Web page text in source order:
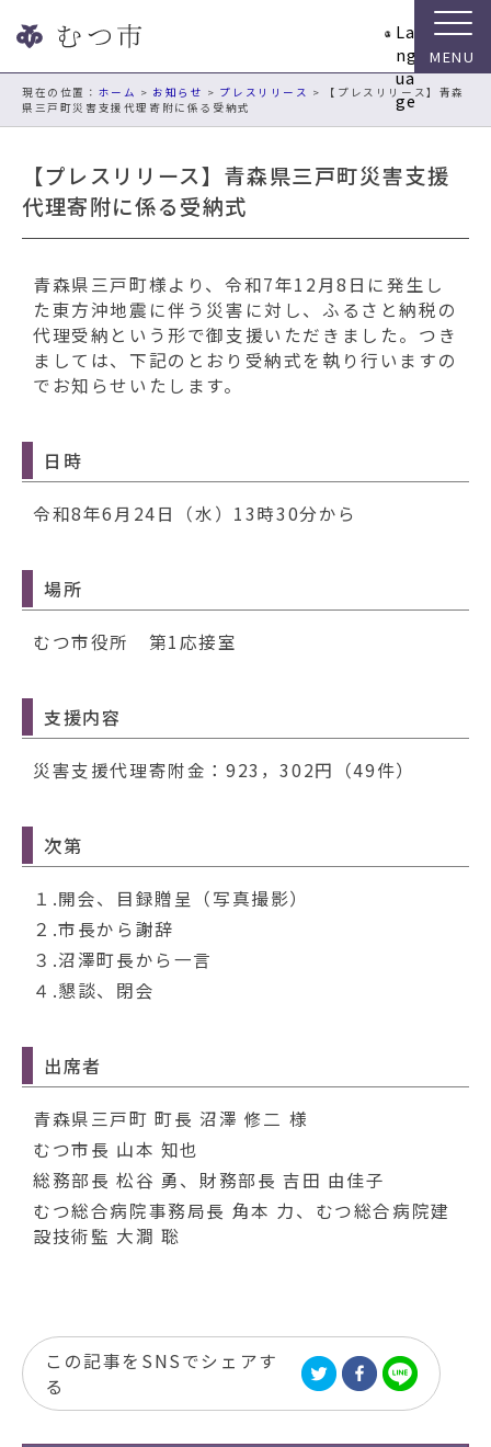
ビ
La
ng
ua
ge
現在の位置： ホーム > お知らせ > プレスリリース > 【プレスリリース】青森
県三戸町災害支援代理寄附に係る受納式
【プレスリリース】青森県三戸町災害支援
代理寄附に係る受納式
青森県三戸町様より、令和7年12月8日に発生し
た東方沖地震に伴う災害に対し、ふるさと納税の
代理受納という形で御支援いただきました。つき
ましては、下記のとおり受納式を執り行いますの
でお知らせいたします。
日時
令和8年6月24日（水）13時30分から
場所
むつ市役所 第1応接室
支援内容
災害支援代理寄附金：923，302円（49件）
次第
１.開会、目録贈呈（写真撮影）
２.市長から謝辞
３.沼澤町長から一言
４.懇談、閉会
出席者
青森県三戸町 町長 沼澤 修二 様
むつ市長 山本 知也
総務部長 松谷 勇、財務部長 吉田 由佳子
むつ総合病院事務局長 角本 力、むつ総合病院建
設技術監 大澗 聡
この記事をSNSでシェアす
る